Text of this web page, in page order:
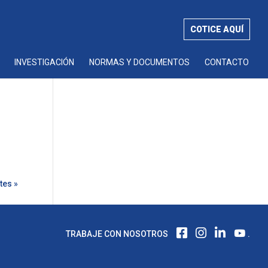
COTICE AQUÍ
INVESTIGACIÓN NORMAS Y DOCUMENTOS CONTACTO
»
TRABAJE CON NOSOTROS
I
L
.